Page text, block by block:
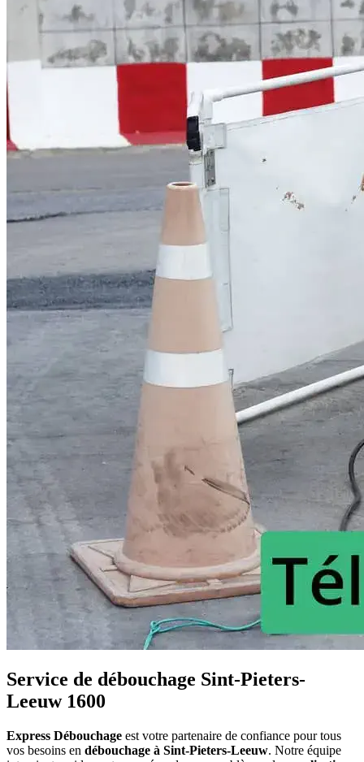
Service de débouchage Sint-Pieters-
Leeuw 1600
Express Débouchage est votre partenaire de confiance pour tous
vos besoins en débouchage à Sint-Pieters-Leeuw. Notre équipe